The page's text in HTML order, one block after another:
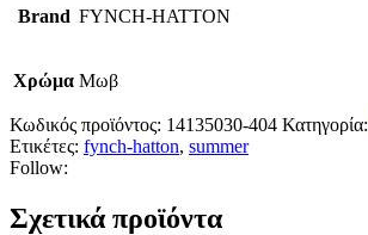
Brand FYNCH-HATTON
Χρώμα Μωβ
Κωδικός προϊόντος: 14135030-404 Κατηγορία:
Ετικέτες: fynch-hatton, summer
Follow:
Σχετικά προϊόντα